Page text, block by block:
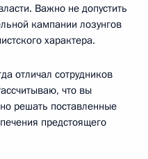
Важно не допустить
кампании лозунгов
характера.
отличал сотрудников
что вы
решать поставленные
предстоящего